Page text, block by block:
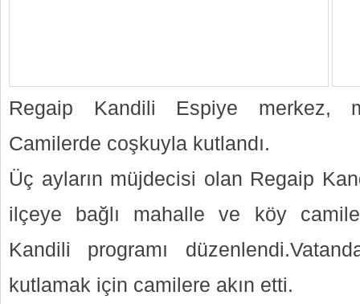
Regaip Kandili Espiye merkez,
Camilerde coşkuyla kutlandı.
Üç ayların müjdecisi olan Regaip
ilçeye bağlı mahalle ve köy
Kandili programı
kutlamak için camilere akın etti.